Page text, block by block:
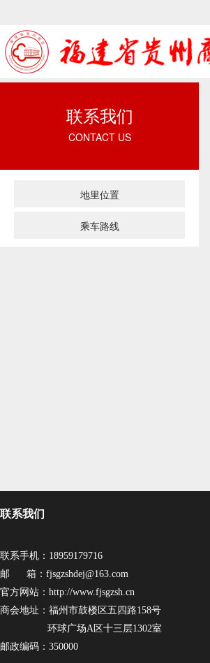
联系我们
CONTACT US
地里位置
乘车路线
联系我们
联系手机：18959179716
邮 箱：fjsgzshdej@163.com
官方网站：http://www.fjsgzsh.cn
商会地址：福州市鼓楼区五四路158号
环球广场A区十三层1302室
邮政编码：350000